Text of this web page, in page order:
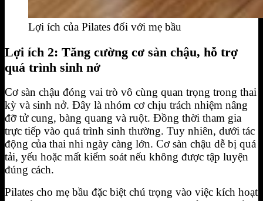
Lợi ích của Pilates đối với mẹ bầu
Lợi ích 2: Tăng cường cơ sàn chậu, hỗ trợ
quá trình sinh nở
Cơ sàn chậu đóng vai trò vô cùng quan trọng trong thai
kỳ và sinh nở. Đây là nhóm cơ chịu trách nhiệm nâng
đỡ tử cung, bàng quang và ruột. Đồng thời tham gia
trực tiếp vào quá trình sinh thường. Tuy nhiên, dưới tác
động của thai nhi ngày càng lớn. Cơ sàn chậu dễ bị quá
tải, yếu hoặc mất kiểm soát nếu không được tập luyện
đúng cách.
Pilates cho mẹ bầu đặc biệt chú trọng vào việc kích hoạt